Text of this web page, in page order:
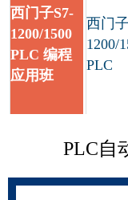
西门子S7-
1200/1500
PLC 编程
应用班
西门
1200/
PLC
PLC自